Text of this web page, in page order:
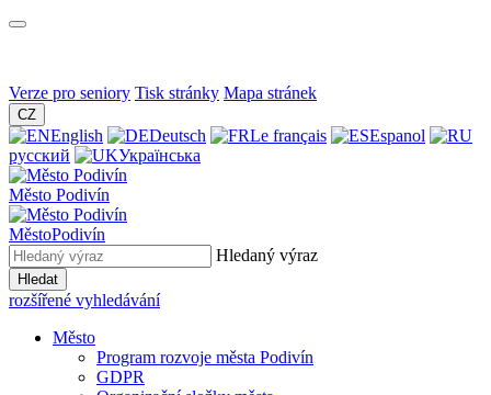
Verze pro seniory Tisk stránky Mapa stránek
CZ
English Deutsch Le français
Espanol
русский
Українська
Město Podivín
MěstoPodivín
Hledaný výraz
Hledat
rozšířené vyhledávání
Město
Program rozvoje města Podivín
GDPR